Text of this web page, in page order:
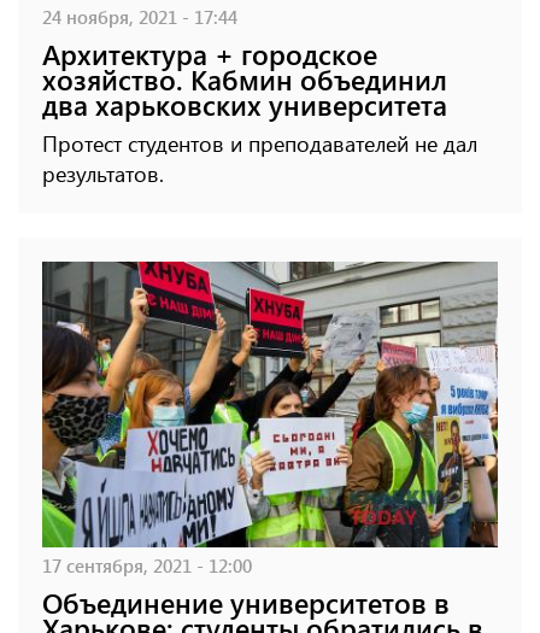
24 ноября, 2021 - 17:44
Архитектура + городское
хозяйство. Кабмин объединил
два харьковских университета
Протест студентов и преподавателей не дал
результатов.
17 сентября, 2021 - 12:00
Объединение университетов в